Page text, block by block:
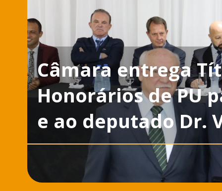
Câmara entrega
Honorários de PU
e ao deputado Dr.